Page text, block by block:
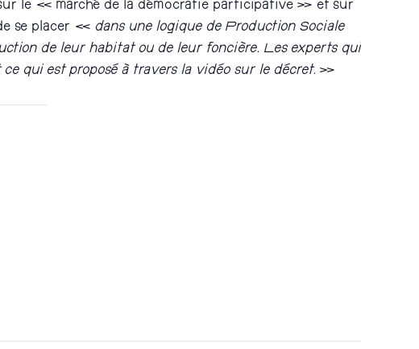
le « marché de la démocratie participative » et sur
se placer « dans une logique de Production Sociale
de leur habitat ou de leur foncière. Les experts qui
qui est proposé à travers la vidéo sur le décret. »